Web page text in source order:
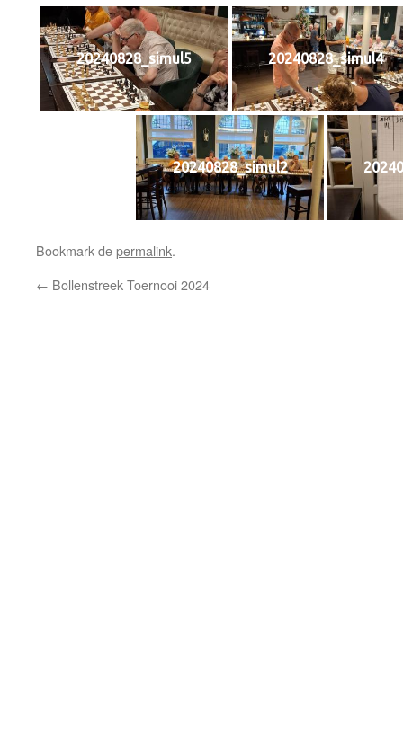
20240828_simul5 20240828_simul4
20240828_simul2
Bookmark depermalink.
← Bollenstreek Toernooi 2024